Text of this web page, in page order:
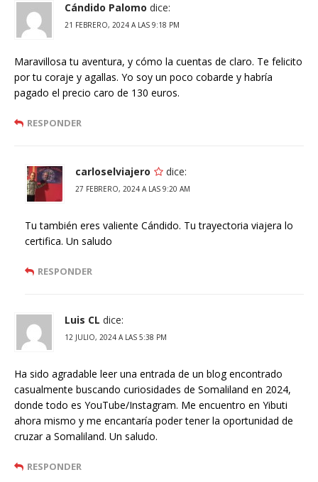
Cándido Palomo dice:
21 FEBRERO, 2024 A LAS 9:18 PM
Maravillosa tu aventura, y cómo la cuentas de claro. Te felicito
por tu coraje y agallas. Yo soy un poco cobarde y habría
pagado el precio caro de 130 euros.
RESPONDER
carloselviajero dice:
27 FEBRERO, 2024 A LAS 9:20 AM
Tu también eres valiente Cándido. Tu trayectoria viajera lo
certifica. Un saludo
RESPONDER
Luis CL dice:
12 JULIO, 2024 A LAS 5:38 PM
Ha sido agradable leer una entrada de un blog encontrado
casualmente buscando curiosidades de Somaliland en 2024,
donde todo es YouTube/Instagram. Me encuentro en Yibuti
ahora mismo y me encantaría poder tener la oportunidad de
cruzar a Somaliland. Un saludo.
RESPONDER